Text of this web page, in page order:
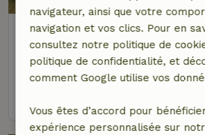
Maison nature à Eslohe
À 12 km distance de Kirchhundem
2 personnes
navigateur, ainsi que votre
navigation et vos clics. Pour en
consultez notre politique de
politique de confidentialité, et
comment Google utilise vos
Vous êtes d’accord pour
expérience personnalisée sur